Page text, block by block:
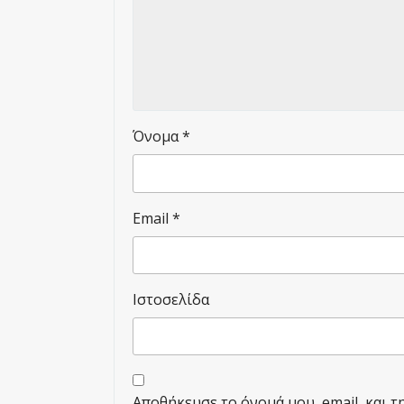
Όνομα*
Email *
Ιστοσελίδα